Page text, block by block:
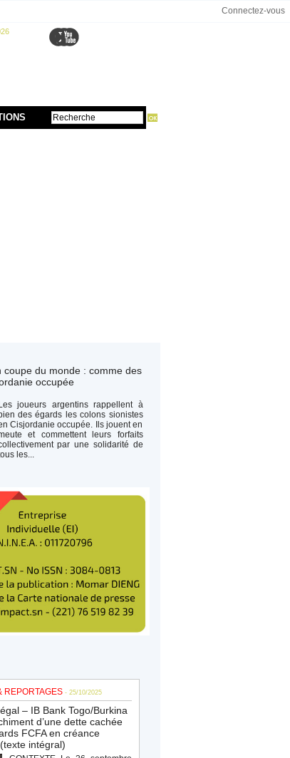
Connectez-vous
coupe du monde : comme des
occupée
Les joueurs argentins rappellent à
des égards les colons sionistes
Cisjordanie occupée. Ils jouent en
et commettent leurs forfaits
par une solidarité de
les...
REPORTAGES - 25/10/2025
– IB Bank Togo/Burkina
d’une dette cachée
FCFA en créance
intégral)